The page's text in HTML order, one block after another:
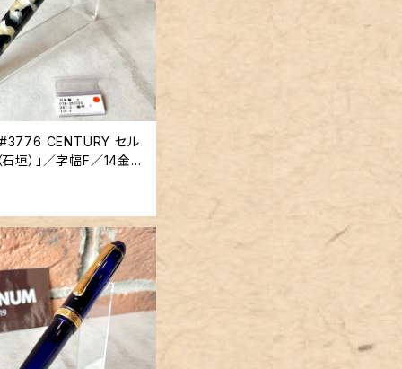
CENTURY セル
垣）」／字幅F／14金ペ